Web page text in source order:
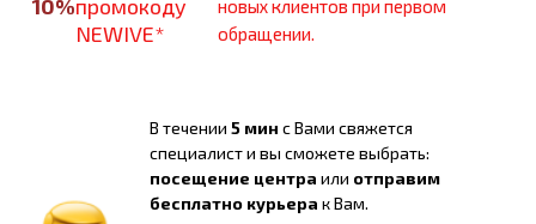
10%промокоду
NEWIVE*
новых клиентов при первом
обращении.
В течении 5 мин с Вами свяжется
специалист и вы сможете выбрать:
посещение центра или отправим
бесплатно курьера к Вам.